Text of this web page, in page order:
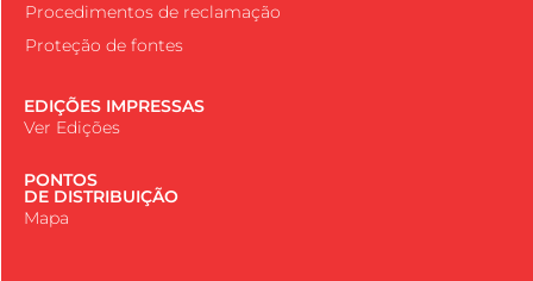
Procedimentos de reclamação
Proteção de fontes
EDIÇÕES IMPRESSAS
Ver Edições
PONTOS
DE DISTRIBUIÇÃO
Mapa